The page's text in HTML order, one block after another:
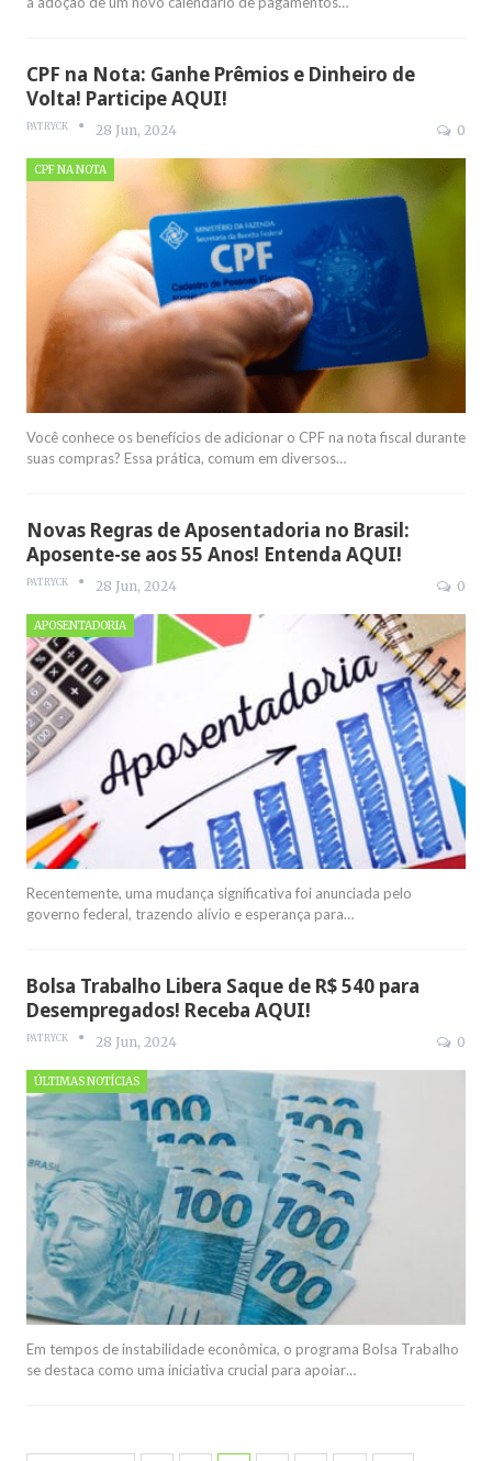
CPF na Nota: Ganhe Prêmios e Dinheiro de
Volta! Participe AQUI!
PATRYCK 28 Jun, 2024 0
CPF NA NOTA
Você conhece os benefícios de adicionar o CPF na nota fiscal durante
suas compras? Essa prática, comum em diversos…
Novas Regras de Aposentadoria no Brasil:
Aposente-se aos 55 Anos! Entenda AQUI!
PATRYCK 28 Jun, 2024 0
APOSENTADORIA
Recentemente, uma mudança significativa foi anunciada pelo
governo federal, trazendo alívio e esperança para…
Bolsa Trabalho Libera Saque de R$ 540 para
Desempregados! Receba AQUI!
PATRYCK 28 Jun, 2024 0
ÚLTIMAS NOTÍCIAS
Em tempos de instabilidade econômica, o programa Bolsa Trabalho
se destaca como uma iniciativa crucial para apoiar…